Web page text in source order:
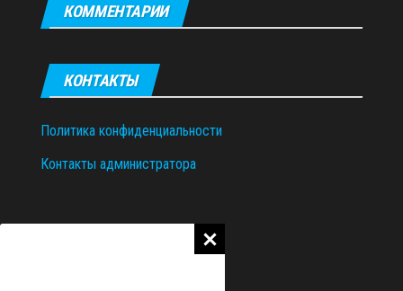
КОММЕНТАРИИ
КОНТАКТЫ
Политика конфиденциальности
Контакты администратора